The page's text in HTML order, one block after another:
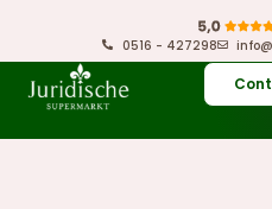
0516 - 427298